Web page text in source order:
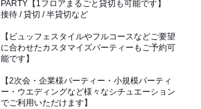
PARTY【1フロアまるごと貸切も可能です】
接待 / 貸切 / 半貸切など
【ビュッフェスタイルやフルコースなどご要望
に合わせたカスタマイズパーティーもご予約可
能です】
【2次会・企業様パーティー・小規模パーティ
ー・ウエディングなど様々なシチュエーション
でご利用いただけます】